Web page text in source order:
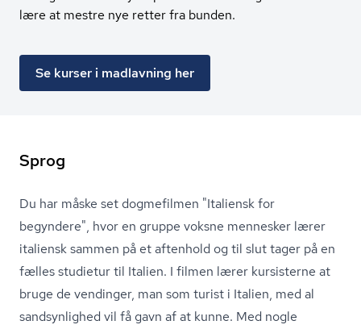
lære at mestre nye retter fra bunden.
Se kurser i madlavning her
Sprog
Du har måske set dogmefilmen "Italiensk for
begyndere", hvor en gruppe voksne mennesker lærer
italiensk sammen på et aftenhold og til slut tager på en
fælles studietur til Italien. I filmen lærer kursisterne at
bruge de vendinger, man som turist i Italien, med al
sandsynlighed vil få gavn af at kunne. Med nogle